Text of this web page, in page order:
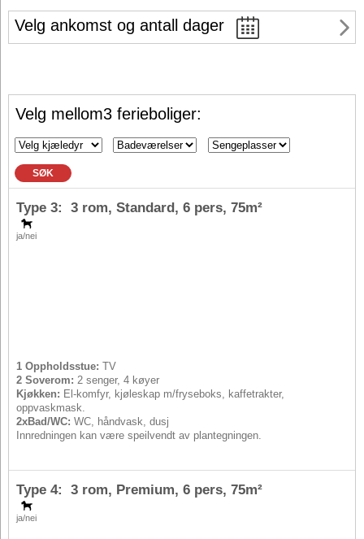
Velg ankomst og antall dager
Velg mellom3 ferieboliger:
SØK
ja/nei
Type 3: 3 rom, Standard, 6 pers, 75m²
1 Oppholdsstue: TV
2 Soverom: 2 senger, 4 køyer
Kjøkken: El-komfyr, kjøleskap m/fryseboks, kaffetrakter,
oppvaskmask.
2xBad/WC: WC, håndvask, dusj
Innredningen kan være speilvendt av plantegningen.
ja/nei
Type 4: 3 rom, Premium, 6 pers, 75m²